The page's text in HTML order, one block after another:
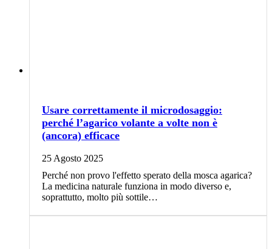
Usare correttamente il microdosaggio:
perché l’agarico volante a volte non è
(ancora) efficace
25 Agosto 2025
Perché non provo l'effetto sperato della mosca agarica?
La medicina naturale funziona in modo diverso e,
soprattutto, molto più sottile…